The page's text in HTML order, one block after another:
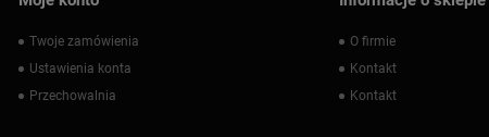
Twoje zamówienia
Ustawienia konta
Przechowalnia
O firmie
Kontakt
Kontakt